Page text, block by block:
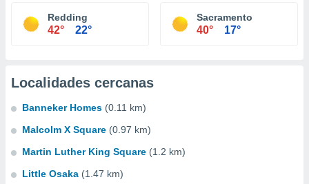
Redding
42° 22°
Sacramento
40° 17°
Localidades cercanas
Banneker Homes (0.11 km)
Malcolm X Square (0.97 km)
Martin Luther King Square (1.2 km)
Little Osaka (1.47 km)